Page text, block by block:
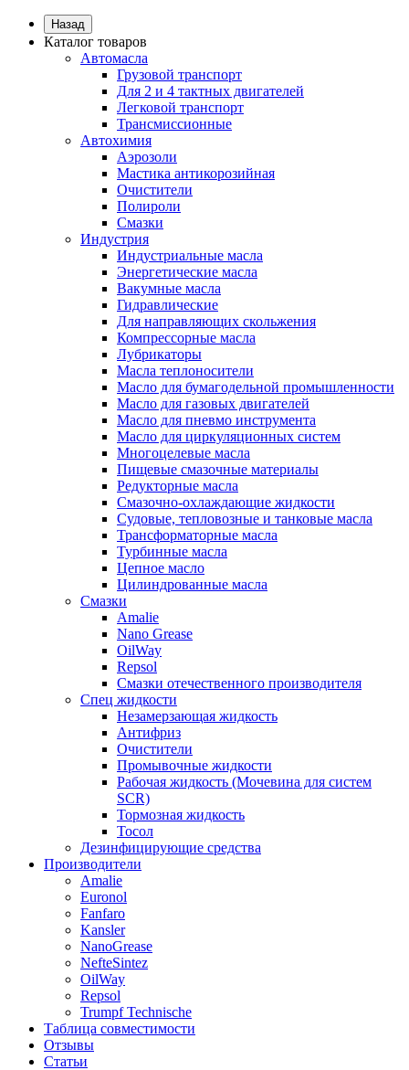
Назад
Каталог товаров
Автомасла
Грузовой транспорт
Для 2 и 4 тактных двигателей
Легковой транспорт
Трансмиссионные
Автохимия
Аэрозоли
Мастика антикорозийная
Очистители
Полироли
Смазки
Индустрия
Индустриальные масла
Энергетические масла
Вакумные масла
Гидравлические
Для направляющих скольжения
Компрессорные масла
Лубрикаторы
Масла теплоносители
Масло для бумагодельной промышленности
Масло для газовых двигателей
Масло для пневмо инструмента
Масло для циркуляционных систем
Многоцелевые масла
Пищевые смазочные материалы
Редукторные масла
Смазочно-охлаждающие жидкости
Судовые, тепловозные и танковые масла
Трансформаторные масла
Турбинные масла
Цепное масло
Цилиндрованные масла
Смазки
Amalie
Nano Grease
OilWay
Repsol
Смазки отечественного производителя
Спец жидкости
Незамерзающая жидкость
Антифриз
Очистители
Промывочные жидкости
Рабочая жидкость (Мочевина для систем
SCR)
Тормозная жидкость
Тосол
Дезинфицирующие средства
Производители
Amalie
Euronol
Fanfaro
Kansler
NanoGrease
NefteSintez
OilWay
Repsol
Trumpf Technische
Таблица совместимости
Отзывы
Статьи